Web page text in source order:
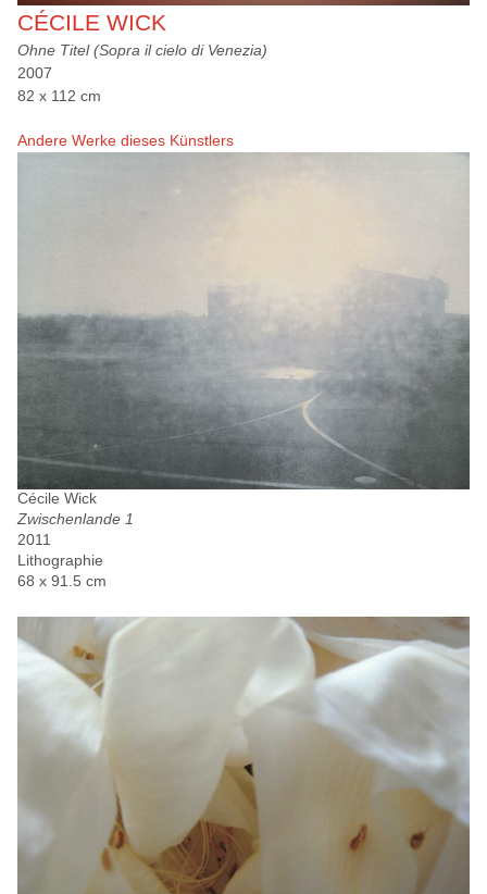
CÉCILE WICK
Ohne Titel (Sopra il cielo di Venezia)
2007
82 x 112 cm
Andere Werke dieses Künstlers
Cécile Wick
Zwischenlande 1
2011
Lithographie
68 x 91.5 cm